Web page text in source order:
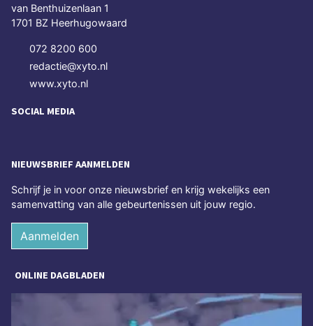
van Benthuizenlaan 1
1701 BZ Heerhugowaard
072 8200 600
redactie@xyto.nl
www.xyto.nl
SOCIAL MEDIA
NIEUWSBRIEF AANMELDEN
Schrijf je in voor onze nieuwsbrief en krijg wekelijks een
samenvatting van alle gebeurtenissen uit jouw regio.
Aanmelden
ONLINE DAGBLADEN